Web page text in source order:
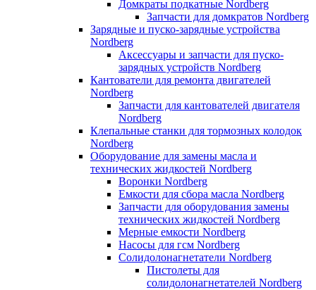
Домкраты подкатные Nordberg
Запчасти для домкратов Nordberg
Зарядные и пуско-зарядные устройства
Nordberg
Аксессуары и запчасти для пуско-
зарядных устройств Nordberg
Кантователи для ремонта двигателей
Nordberg
Запчасти для кантователей двигателя
Nordberg
Клепальные станки для тормозных колодок
Nordberg
Оборудование для замены масла и
технических жидкостей Nordberg
Воронки Nordberg
Емкости для сбора масла Nordberg
Запчасти для оборудования замены
технических жидкостей Nordberg
Мерные емкости Nordberg
Насосы для гсм Nordberg
Солидолонагнетатели Nordberg
Пистолеты для
солидолонагнетателей Nordberg